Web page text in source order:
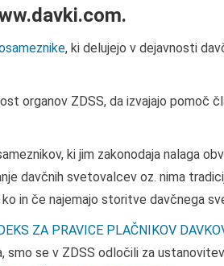
.
, ki delujejo v dejavnosti
organov ZDSS, da izvajajo pomoč
ki jim zakonodaja nalaga
davčnih svetovalcev oz. nima
in če najemajo storitve davčnega
ZA PRAVICE PLAČNIKOV
se v ZDSS odločili za